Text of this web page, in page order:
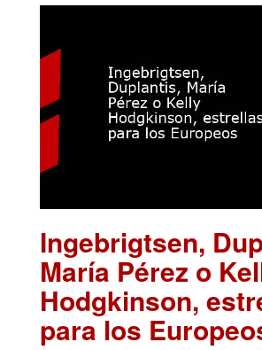
Ingebrigtsen,
María Pérez o
Hodgkinson,
para los